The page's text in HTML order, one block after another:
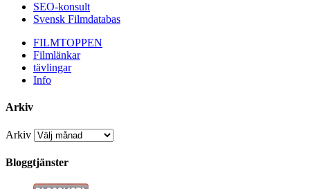
SEO-konsult
Svensk Filmdatabas
FILMTOPPEN
Filmlänkar
tävlingar
Info
Arkiv
Arkiv
Bloggtjänster